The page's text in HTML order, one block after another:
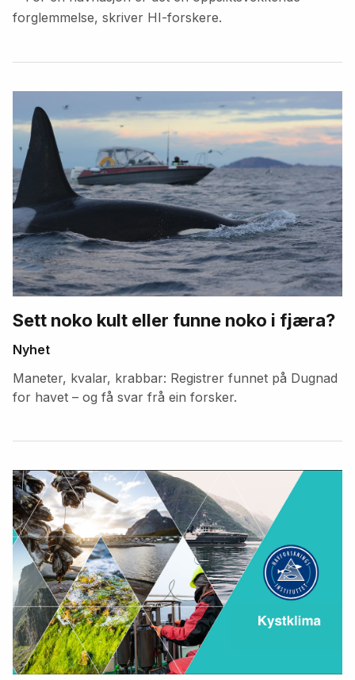
forglemmelse, skriver HI-forskere.
artikler
Sett noko kult eller funne noko i fjæra?
Nyhet
Maneter, kvalar, krabbar: Registrer funnet på Dugnad
for havet – og få svar frå ein forsker.